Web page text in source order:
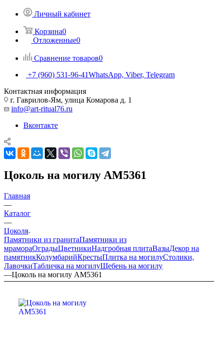
Личный кабинет
Корзина0
Отложенные0
Сравнение товаров0
+7 (960) 531-96-41WhatsApp, Viber, Telegram
Контактная информация
г. Гаврилов-Ям, улица Комарова д. 1
info@art-ritual76.ru
Вконтакте
Цоколь на могилу AM5361
Главная
—
Каталог
—
Цоколя
Памятники из гранитаПамятники из
мрамораОградыЦветникиНадгробная плитаВазыДекор на
памятникКолумбарийКрестыПлитка на могилуСтолики,
ЛавочкиТабличка на могилуЩебень на могилу
—Цоколь на могилу AM5361